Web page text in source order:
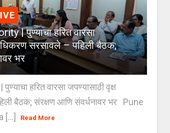
| पुण्याचा हरित वारसा
सरसावले – पहिली बैठक;
भर
हरित वारसा जपण्यासाठी वृक्ष
बैठक; संरक्षण आणि संवर्धनावर भर Pune
[...]
Read More